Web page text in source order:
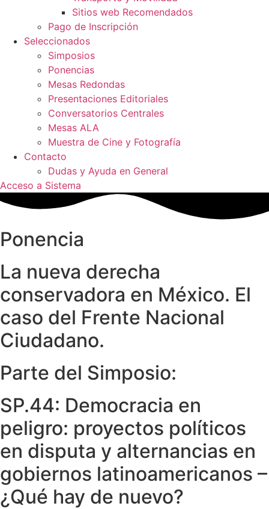
Sitios web Recomendados
Pago de Inscripción
Seleccionados
Simposios
Ponencias
Mesas Redondas
Presentaciones Editoriales
Conversatorios Centrales
Mesas ALA
Muestra de Cine y Fotografía
Contacto
Dudas y Ayuda en General
Acceso a Sistema
Ponencia
La nueva derecha
conservadora en México. El
caso del Frente Nacional
Ciudadano.
Parte del Simposio:
SP.44: Democracia en
peligro: proyectos políticos
en disputa y alternancias en
gobiernos latinoamericanos –
¿Qué hay de nuevo?